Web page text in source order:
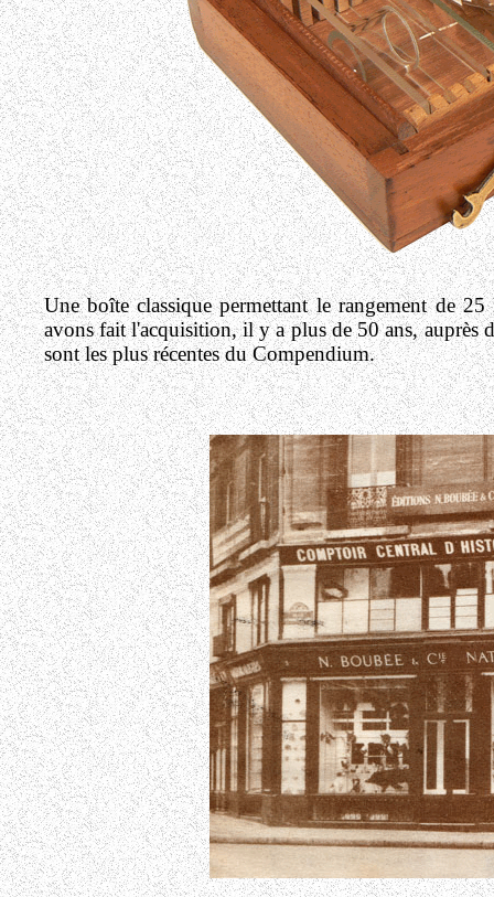
Une boîte classique permettant le rangement de
avons fait l'acquisition, il y a plus de 50 ans,
sont les plus récentes du Compendium.